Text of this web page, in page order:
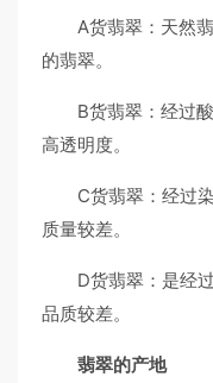
A货翡翠：天然
的翡翠。
B货翡翠：经过
高透明度。
C货翡翠：经过
质量较差。
D货翡翠：是经
品质较差。
翡翠的产地